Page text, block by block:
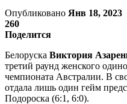
Опубликовано Янв 18, 2023
260
Поделится
Белоруска Виктория
третий раунд женского
чемпионата Австралии. В
отдала лишь один гейм
Подороска (6:1, 6:0).